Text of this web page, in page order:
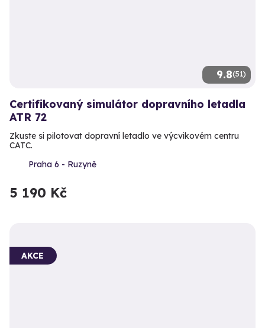
9.8(51)
Certifikovaný simulátor dopravního letadla
ATR 72
Zkuste si pilotovat dopravní letadlo ve výcvikovém centru
CATC.
Praha 6 - Ruzyně
5 190 Kč
AKCE